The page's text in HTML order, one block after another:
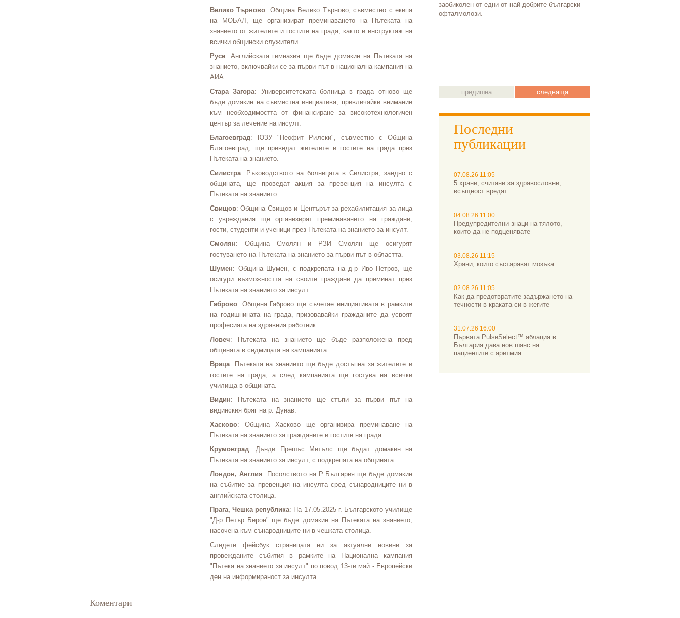
Велико Търново: Община Велико Търново, съвместно с екипа
на МОБАЛ, ще организират преминаването на Пътеката на
знанието от жителите и гостите на града, както и инструктаж на
всички общински служители.
Русе: Английската гимназия ще бъде домакин на Пътеката на
знанието, включвайки се за първи път в национална кампания на
АИА.
Стара Загора: Университетската болница в града отново ще
бъде домакин на съвместна инициатива, привличайки внимание
към необходимостта от финансиране за високотехнологичен
център за лечение на инсулт.
Благоевград: ЮЗУ "Неофит Рилски", съвместно с Община
Благоевград, ще преведат жителите и гостите на града през
Пътеката на знанието.
Силистра: Ръководството на болницата в Силистра, заедно с
общината, ще проведат акция за превенция на инсулта с
Пътеката на знанието.
Свищов: Община Свищов и Центърът за рехабилитация за лица
с увреждания ще организират преминаването на граждани,
гости, студенти и ученици през Пътеката на знанието за инсулт.
Смолян: Община Смолян и РЗИ Смолян ще осигурят
гостуването на Пътеката на знанието за първи път в областта.
Шумен: Община Шумен, с подкрепата на д-р Иво Петров, ще
осигури възможността на своите граждани да преминат през
Пътеката на знанието за инсулт.
Габрово: Община Габрово ще съчетае инициативата в рамките
на годишнината на града, призовавайки гражданите да усвоят
професията на здравния работник.
Ловеч: Пътеката на знанието ще бъде разположена пред
общината в седмицата на кампанията.
Враца: Пътеката на знанието ще бъде достъпна за жителите и
гостите на града, а след кампанията ще гостува на всички
училища в общината.
Видин: Пътеката на знанието ще стъпи за първи път на
видинския бряг на р. Дунав.
Хасково: Община Хасково ще организира преминаване на
Пътеката на знанието за гражданите и гостите на града.
Крумовград: Дънди Прешъс Метълс ще бъдат домакин на
Пътеката на знанието за инсулт, с подкрепата на общината.
Лондон, Англия: Посолството на Р България ще бъде домакин
на събитие за превенция на инсулта сред сънародниците ни в
английската столица.
Прага, Чешка република: На 17.05.2025 г. Българското училище
"Д-р Петър Берон" ще бъде домакин на Пътеката на знанието,
насочена към сънародниците ни в чешката столица.
Следете фейсбук страницата ни за актуални новини за
провежданите събития в рамките на Национална кампания
"Пътека на знанието за инсулт" по повод 13-ти май - Европейски
ден на информираност за инсулта.
Коментари
заобиколен от едни от най-добрите български
офталмолози.
предишна следваща
Последни
публикации
07.08.26 11:05
5 храни, считани за здравословни,
всъщност вредят
04.08.26 11:00
Предупредителни знаци на тялото,
които да не подценявате
03.08.26 11:15
Храни, които състаряват мозъка
02.08.26 11:05
Как да предотвратите задържането на
течности в краката си в жегите
31.07.26 16:00
Първата PulseSelect™ аблация в
България дава нов шанс на
пациентите с аритмия